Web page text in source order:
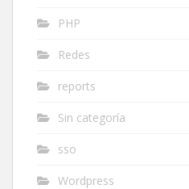
PHP
Redes
reports
Sin categoría
sso
Wordpress